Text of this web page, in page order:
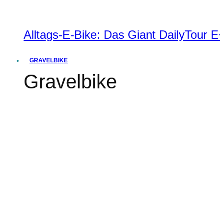
Alltags-E-Bike: Das Giant DailyTour
GRAVELBIKE
Gravelbike